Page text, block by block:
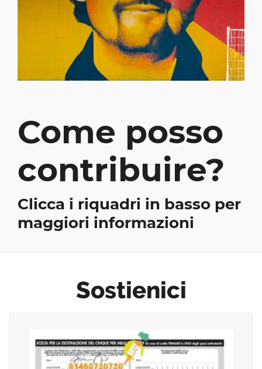
Come posso
contribuire?
Clicca i riquadri in basso per
maggiori informazioni
Sostienici